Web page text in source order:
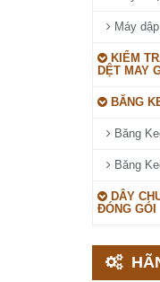
Máy
KIỂM
DỆT MAY
BĂNG
Băng
Băng
DÂY
ĐÓNG GÓI